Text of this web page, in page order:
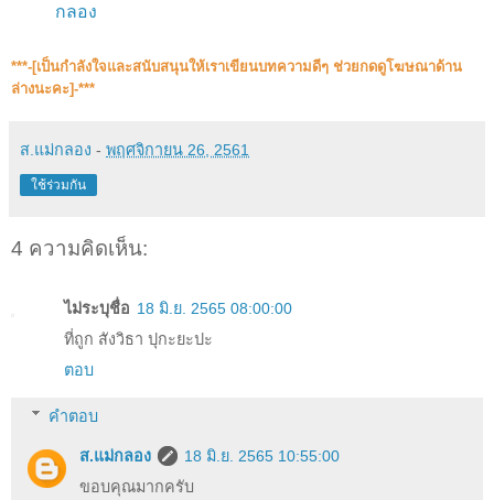
กลอง
***-[เป็นกำลังใจและสนับสนุน​ให้เราเขียนบทความดีๆ ช่วยกดดูโฆษณาด้าน
ล่างนะคะ]-***
ส.แม่กลอง - พฤศจิกายน 26, 2561
ใช้ร่วมกัน
4 ความคิดเห็น:
ไม่ระบุชื่อ 18 มิ.ย. 2565 08:00:00
ที่ถูก สังวิธา ปุกะยะปะ
ตอบ
คำตอบ
ส.แม่กลอง
18 มิ.ย. 2565 10:55:00
ขอบคุณ​มาก​ครับ​